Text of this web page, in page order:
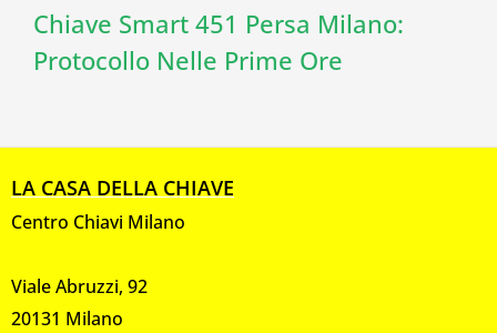
Chiave Smart 451 Persa Milano:
Protocollo Nelle Prime Ore
LA CASA DELLA CHIAVE
Centro Chiavi Milano
Viale Abruzzi, 92
20131 Milano